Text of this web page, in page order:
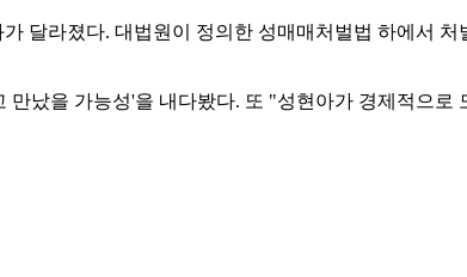
달라졌다. 대법원이 정의한 성매매처벌법 하에서
났을 가능성'을 내다봤다. 또 "성현아가 경제적으